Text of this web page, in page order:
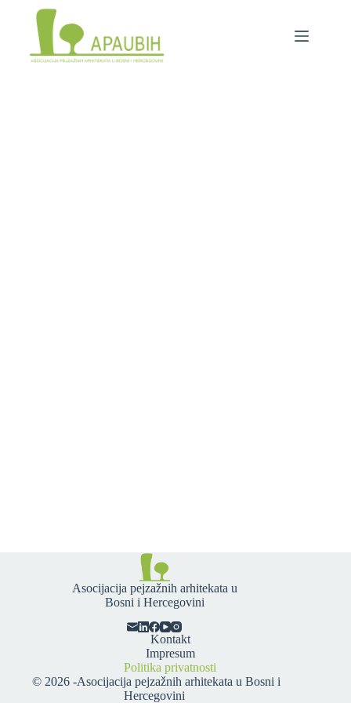
Asocijacija pejzažnih arhitekata u
Bosni i Hercegovini
Kontakt
Impresum
Politika privatnosti
© 2026 -Asocijacija pejzažnih arhitekata u Bosni i
Hercegovini